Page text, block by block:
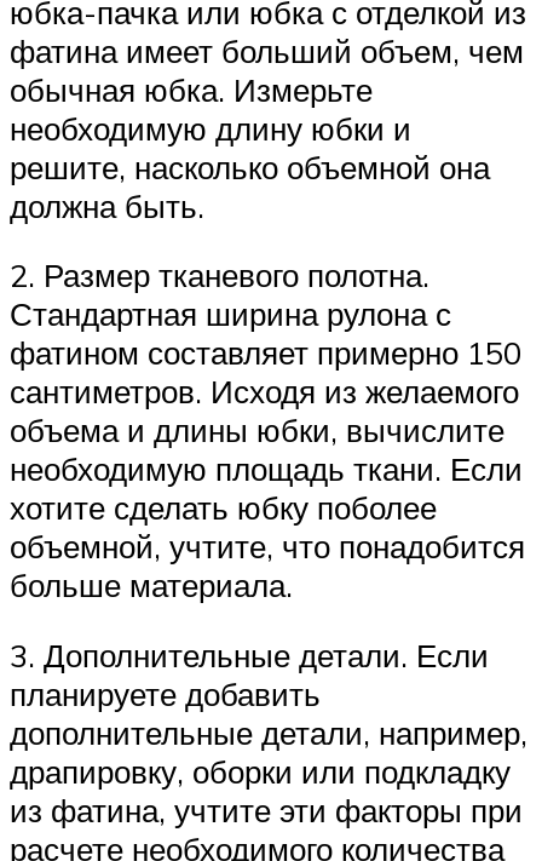
юбка-пачка или юбка с отделкой из
фатина имеет больший объем, чем
обычная юбка. Измерьте
необходимую длину юбки и
решите, насколько объемной она
должна быть.
2. Размер тканевого полотна.
Стандартная ширина рулона с
фатином составляет примерно 150
сантиметров. Исходя из желаемого
объема и длины юбки, вычислите
необходимую площадь ткани. Если
хотите сделать юбку поболее
объемной, учтите, что понадобится
больше материала.
3. Дополнительные детали. Если
планируете добавить
дополнительные детали, например,
драпировку, оборки или подкладку
из фатина, учтите эти факторы при
расчете необходимого количества